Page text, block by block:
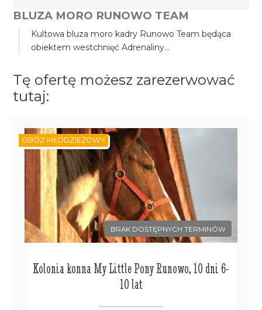
BLUZA MORO RUNOWO TEAM
Kultowa bluza moro kadry Runowo Team będąca
obiektem westchnięć Adrenaliny...
Tę ofertę możesz zarezerwować
tutaj:
BRAK DOSTĘPNYCH TERMINÓW
Kolonia konna My Little Pony Runowo, 10 dni 6-
10 lat
OBÓZ MŁODZIEŻOWY